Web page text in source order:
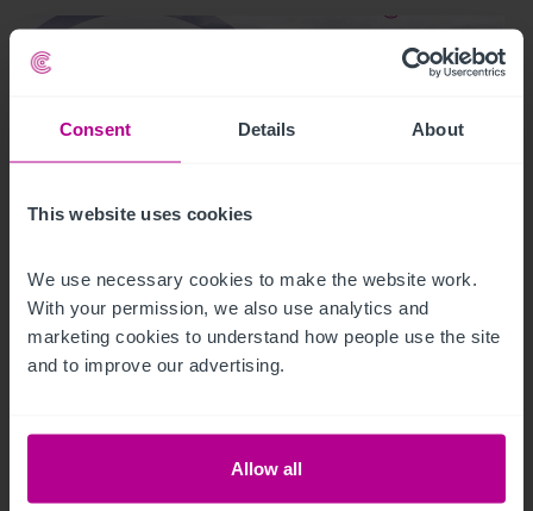
Consent Details About
This website uses cookies
We use necessary cookies to make the website work.
With your permission, we also use analytics and
marketing cookies to understand how people use the site
and to improve our advertising.
Allow all
12/9/2020
Le marché hôtelier de Porto en 2020
Conseil